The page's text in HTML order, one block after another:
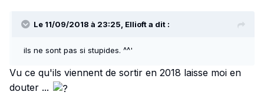
Le 11/09/2018 à 23:25, Elliofta dit :
ils ne sont pas si stupides. ^^'
Vu ce qu'ils viennent de sortir en 2018 laisse moi en
douter ...